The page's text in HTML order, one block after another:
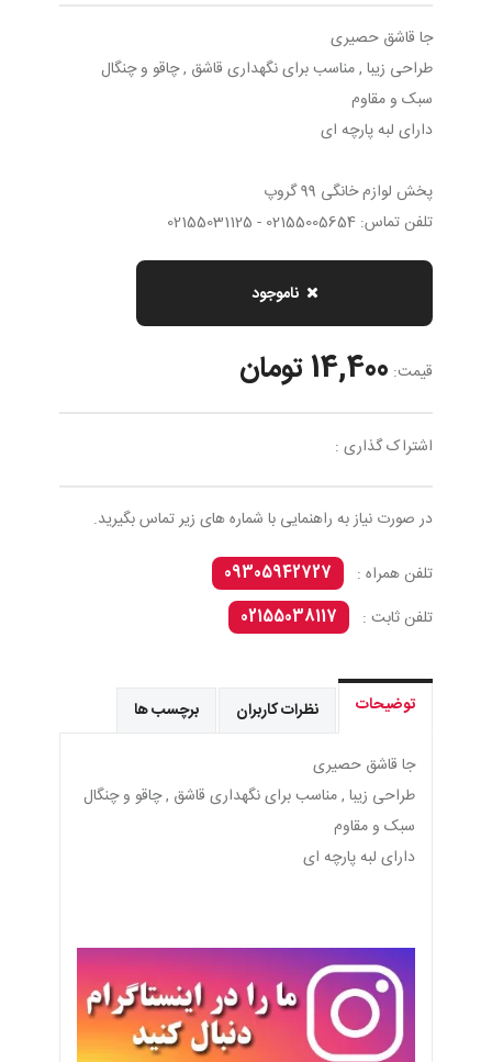
جا قاشق حصیری
طراحی زیبا , مناسب برای نگهداری قاشق , چاقو و چنگال
سبک و مقاوم
دارای لبه پارچه ای
پخش لوازم خانگی 99 گروپ
تلفن تماس: 02155005654 - 02155031125
ناموجود
قیمت: 14,400 تومان
اشتراک گذاری :
در صورت نیاز به راهنمایی با شماره های زیر تماس بگیرید.
تلفن همراه :
09305942727
تلفن ثابت :
02155038117
توضیحات نظرات کاربران برچسب ها
جا قاشق حصیری
طراحی زیبا , مناسب برای نگهداری قاشق , چاقو و چنگال
سبک و مقاوم
دارای لبه پارچه ای